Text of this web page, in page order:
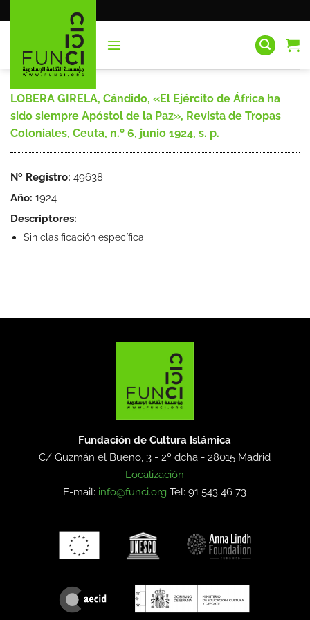
al
LOBERA GIRELA, Cándido, «El Ejército de África ha
sido siempre Apóstol de la Paz», Revista de Tropas
Coloniales, Ceuta, n.º 6, junio 1924, s. p.
Nº Registro: 49638
Año: 1924
Descriptores:
Sin clasificación específica
Fundación de Cultura Islámica
C/ Guzmán el Bueno, 3 - 2º dcha -28015 Madrid
Localización
E-mail: info@funci.org Tel: 91 543 46 73